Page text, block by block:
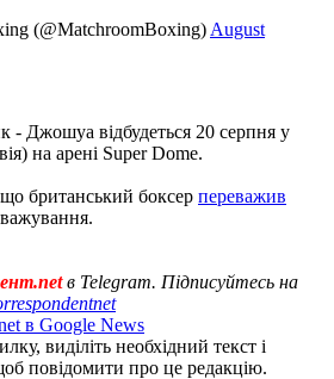
(@MatchroomBoxing) August
- Джошуа відбудеться 20 серпня у
на арені Super Dome.
британський боксер переважив
в Telegram. Підписуйтесь на
в Google News
виділіть необхідний текст і
повідомити про це редакцію.